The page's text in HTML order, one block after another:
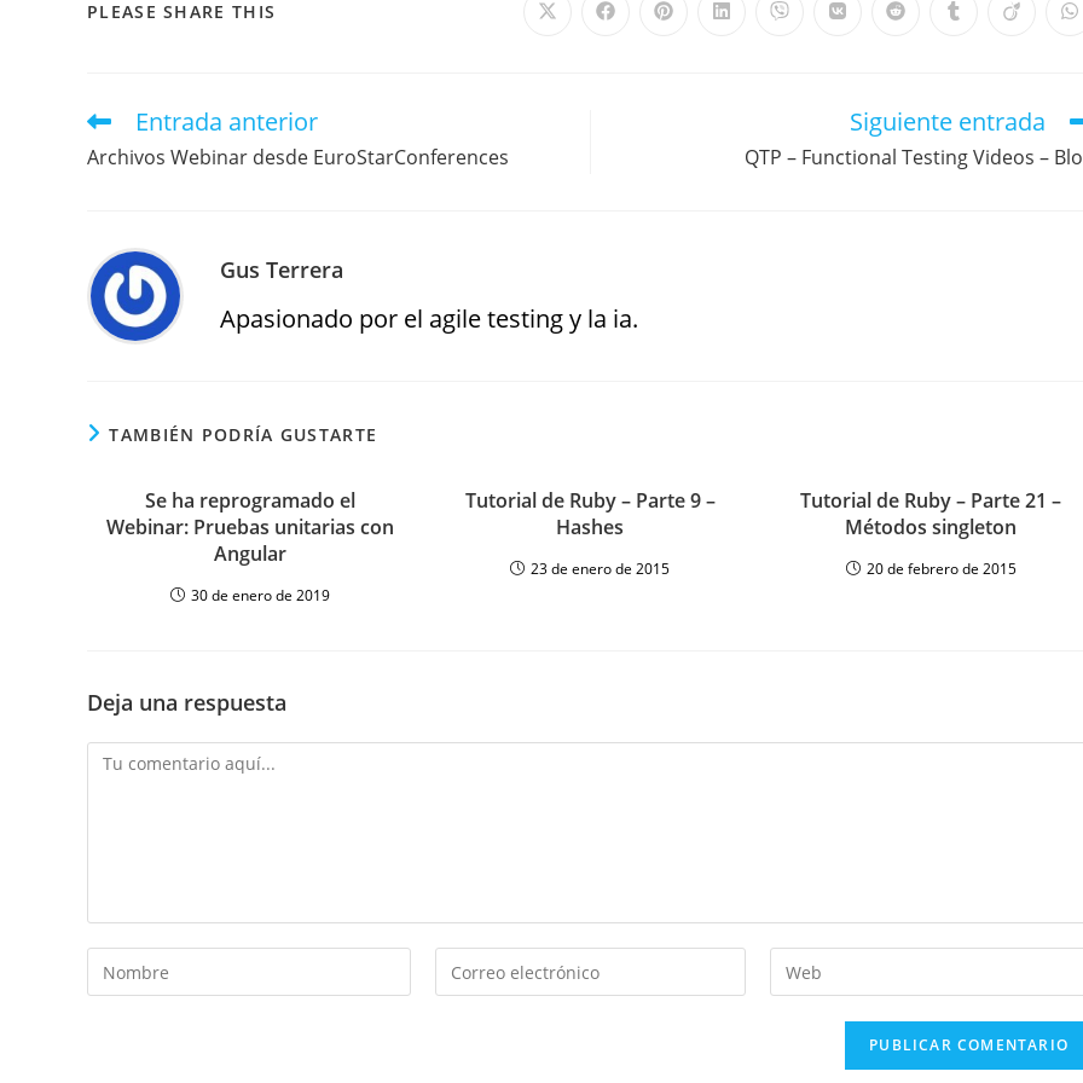
PLEASE SHARE THIS
Entrada anterior
Archivos Webinar desde EuroStarConferences
Siguiente entrada
QTP – Functional Testing Videos –
Gus Terrera
Apasionado por el agile testing y la ia.
TAMBIÉN PODRÍA GUSTARTE
Se ha reprogramado el
Webinar: Pruebas unitarias con
Angular
30 de enero de 2019
Tutorial de Ruby – Parte 9 –
Hashes
23 de enero de 2015
Tutorial de Ruby – Parte 21 –
Métodos singleton
20 de febrero de 2015
Deja una respuesta